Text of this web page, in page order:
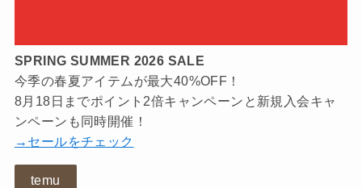
SPRING SUMMER 2026 SALE
今季の春夏アイテムが最大40%OFF！
8月18日までポイント2倍キャンペーンと新規入会キャ
ンペーンも同時開催！
→セールをチェック
temu